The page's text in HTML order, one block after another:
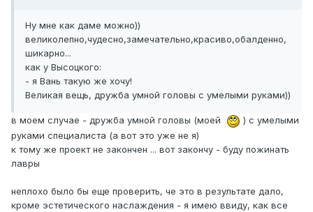
Ну мне как даме можно))
великолепно,чудесно,замечательно,красиво,обалденно,
шикарно...
как у Высоцкого:
- я Вань такую же хочу!
Великая вещь, дружба умной головы с умелыми руками))
в моем случае - дружба умной головы (моей
) с умелыми
руками специалиста (а вот это уже не я)
к тому же проект не закончен ... вот закончу - буду пожинать
лавры
неплохо было бы еще проверить, че это в результате дало,
кроме эстетического наслаждения - я имею ввиду, как все